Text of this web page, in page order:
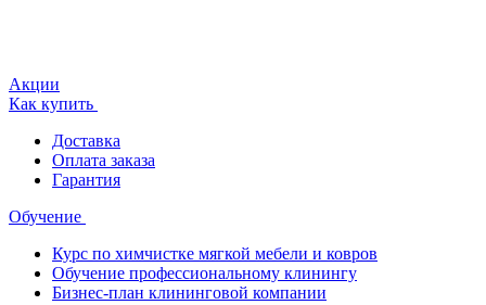
Акции
Как купить
Доставка
Оплата заказа
Гарантия
Обучение
Курс по химчистке мягкой мебели и ковров
Обучение профессиональному клинингу
Бизнес-план клининговой компании